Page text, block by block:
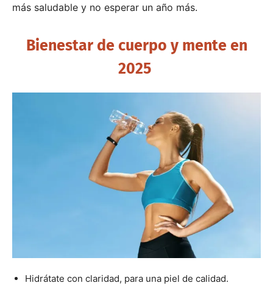
más saludable y no esperar un año más.
Bienestar de cuerpo y mente en
2025
Hidrátate con claridad, para una piel de calidad.